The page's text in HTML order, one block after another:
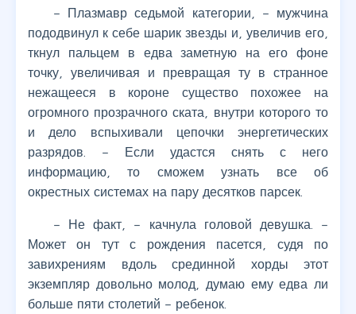
– Плазмавр седьмой категории, – мужчина
пододвинул к себе шарик звезды и, увеличив его,
ткнул пальцем в едва заметную на его фоне
точку, увеличивая и превращая ту в странное
нежащееся в короне существо похожее на
огромного прозрачного ската, внутри которого то
и дело вспыхивали цепочки энергетических
разрядов. – Если удастся снять с него
информацию, то сможем узнать все об
окрестных системах на пару десятков парсек.
– Не факт, – качнула головой девушка. –
Может он тут с рождения пасется, судя по
завихрениям вдоль срединной хорды этот
экземпляр довольно молод, думаю ему едва ли
больше пяти столетий – ребенок.